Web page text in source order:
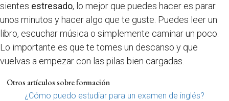
sientes estresado, lo mejor que puedes hacer es parar
unos minutos y hacer algo que te guste. Puedes leer un
libro, escuchar música o simplemente caminar un poco.
Lo importante es que te tomes un descanso y que
vuelvas a empezar con las pilas bien cargadas.
Otros artículos sobre formación
¿Cómo puedo estudiar para un examen de inglés?